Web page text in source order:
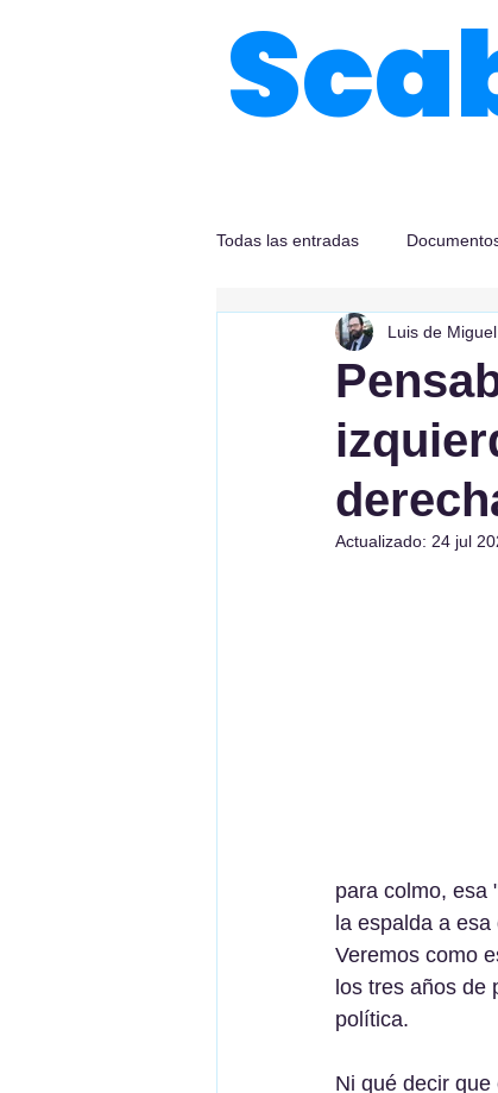
Todas las entradas
Luis de
Actualizado: 24 jul
para colmo, esa
la espalda a
Veremos como
los tres años de
política.
Ni qué decir